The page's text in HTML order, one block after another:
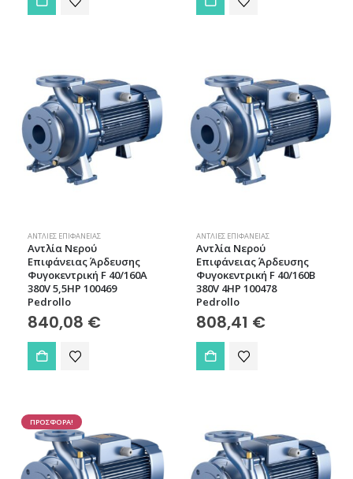
ΑΝΤΛΊΕΣ ΕΠΙΦΆΝΕΙΑΣ
Aντλία Νερού
Επιφάνειας Άρδευσης
Φυγοκεντρική F 40/160A
380V 5,5HP 100469
Pedrollo
840,08 €
ΑΝΤΛΊΕΣ ΕΠΙΦΆΝΕΙΑΣ
Aντλία Νερού
Επιφάνειας Άρδευσης
Φυγοκεντρική F 40/160B
380V 4HP 100478
Pedrollo
808,41 €
ΠΡΟΣΦΟΡΑ!